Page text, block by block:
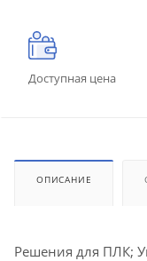
Доступная цена
ОПИСАНИЕ
Решения для ПЛК;